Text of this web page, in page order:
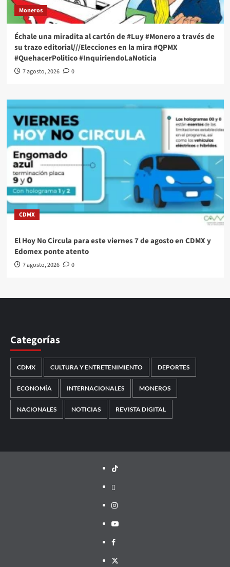
Moneros
Échale una miradita al cartón de #Luy #Monero a través de
su trazo editorial///Elecciones en la mira #QPMX
#QuehacerPolitico #InquiriendoLaNoticia
7 agosto, 2026 0
CDMX
El Hoy No Circula para este viernes 7 de agosto en CDMX y
Edomex ponte atento
7 agosto, 2026 0
Categorías
CDMX CULTURA Y ENTRETENIMIENTO DEPORTES
ECONOMÍA INTERNACIONALES MONEROS
NACIONALES NOTICIAS REVISTA DIGITAL
TikTok
threads
Instagram
Youtube
Facebook
X